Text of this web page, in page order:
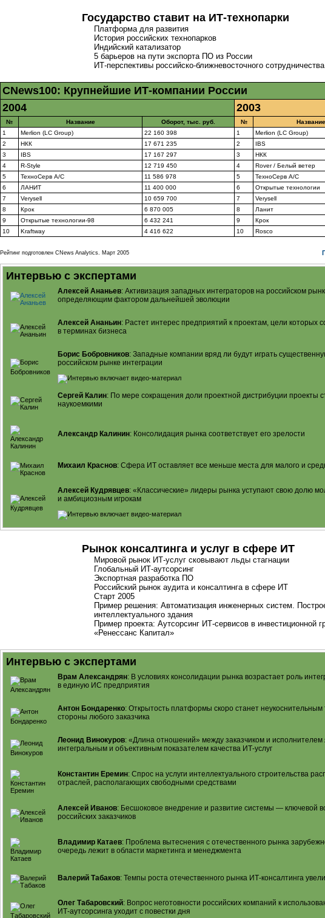
Государство ставит на ИТ-технопарки
Платформа для развития
История российских технопарков
Индийский катализатор
5 барьеров на пути экспорта ПО из России
ИТ-перспективы российско-ближневосточного сотрудничества
CNews100: Крупнейшие ИТ-компании России
2004
2003
№ Название Оборот, тыс. руб. № Название
1
Merlion (LC Group) 22 160 398 1 Merlion (LC Group)
2
НКК 17 671 235 2 IBS
3
IBS 17 167 297 3 НКК
4
R-Style 12 719 450 4 Rover / Белый ветер
5
ТехноСерв А/C 11 586 978 5 ТехноСерв А/C
6
ЛАНИТ 11 400 000 6 Открытые технологии
7
Verysell 10 659 700 7 Verysell
8
Крок 6 870 005 8 Ланит
9
Открытые технологии-98 6 432 241 9 Крок
10
Kraftway 4 416 622 10 Rosco
Рейтинг подготовлен CNews Analytics. Март 2005
Интервью с экспертами
Алексей Ананьев: Активизация западных интеграторов на российском
определяющим фактором дальнейшей эволюции
Алексей Ананьин: Растет интерес предприятий к проектам, цели которых
в терминах бизнеса
Борис Бобровников: Западные компании вряд ли будут играть
российском рынке интеграции
Сергей Калин: По мере сокращения доли проектной дистрибуции проекты
наукоемкими
Александр Калинин: Консолидация рынка соответствует его зрелости
Михаил Краснов: Сфера ИТ оставляет все меньше места для малого и
Алексей Кудрявцев: «Классические» лидеры рынка уступают свою долю
и амбициозным игрокам
Рынок консалтинга и услуг в сфере ИТ
Мировой рынок ИТ-услуг сковывают льды стагнации
Глобальный ИТ-аутсорсинг
Экспортная разработка ПО
Российский рынок аудита и консалтинга в сфере ИТ
Старт 2005
Пример решения: Автоматизация инженерных систем.
интеллектуального здания
Пример проекта: Аутсорсинг ИТ-сервисов в инвестиционной
«Ренессанс Капитал»
Интервью с экспертами
Врам Александрян: В условиях консолидации рынка возрастает роль
в единую ИС предприятия
Антон Бондаренко: Открытость платформы скоро станет
стороны любого заказчика
Леонид Винокуров: «Длина отношений» между заказчиком и исполнителем
интегральным и объективным показателем качества ИТ-услуг
Константин Еремин: Спрос на услуги интеллектуального строительства
отраслей, располагающих свободными средствами
Алексей Иванов: Бесшоковое внедрение и развитие системы — ключевой
российских заказчиков
Владимир Катаев: Проблема вытеснения с отечественного рынка
очередь лежит в области маркетинга и менеджмента
Валерий Табаков: Темпы роста отечественного рынка ИТ-консалтинга
Олег Табаровский: Вопрос неготовности российских компаний к
ИТ-аутсорсинга уходит с повестки дня